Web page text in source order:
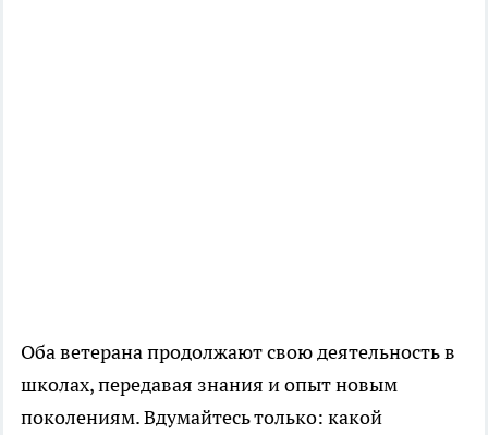
Оба ветерана продолжают свою деятельность в
школах, передавая знания и опыт новым
поколениям. Вдумайтесь только: какой